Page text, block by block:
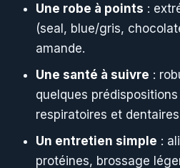
Une robe à points :
(seal, blue/gris,
amande.
Une santé à suivre :
quelques
respiratoires et
Un entretien simple :
protéines, brossage